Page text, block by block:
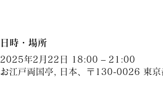
日時・場所
2025年2月22日 18:00 – 21:00
お江戸両国亭, 日本、〒130-0026 東京